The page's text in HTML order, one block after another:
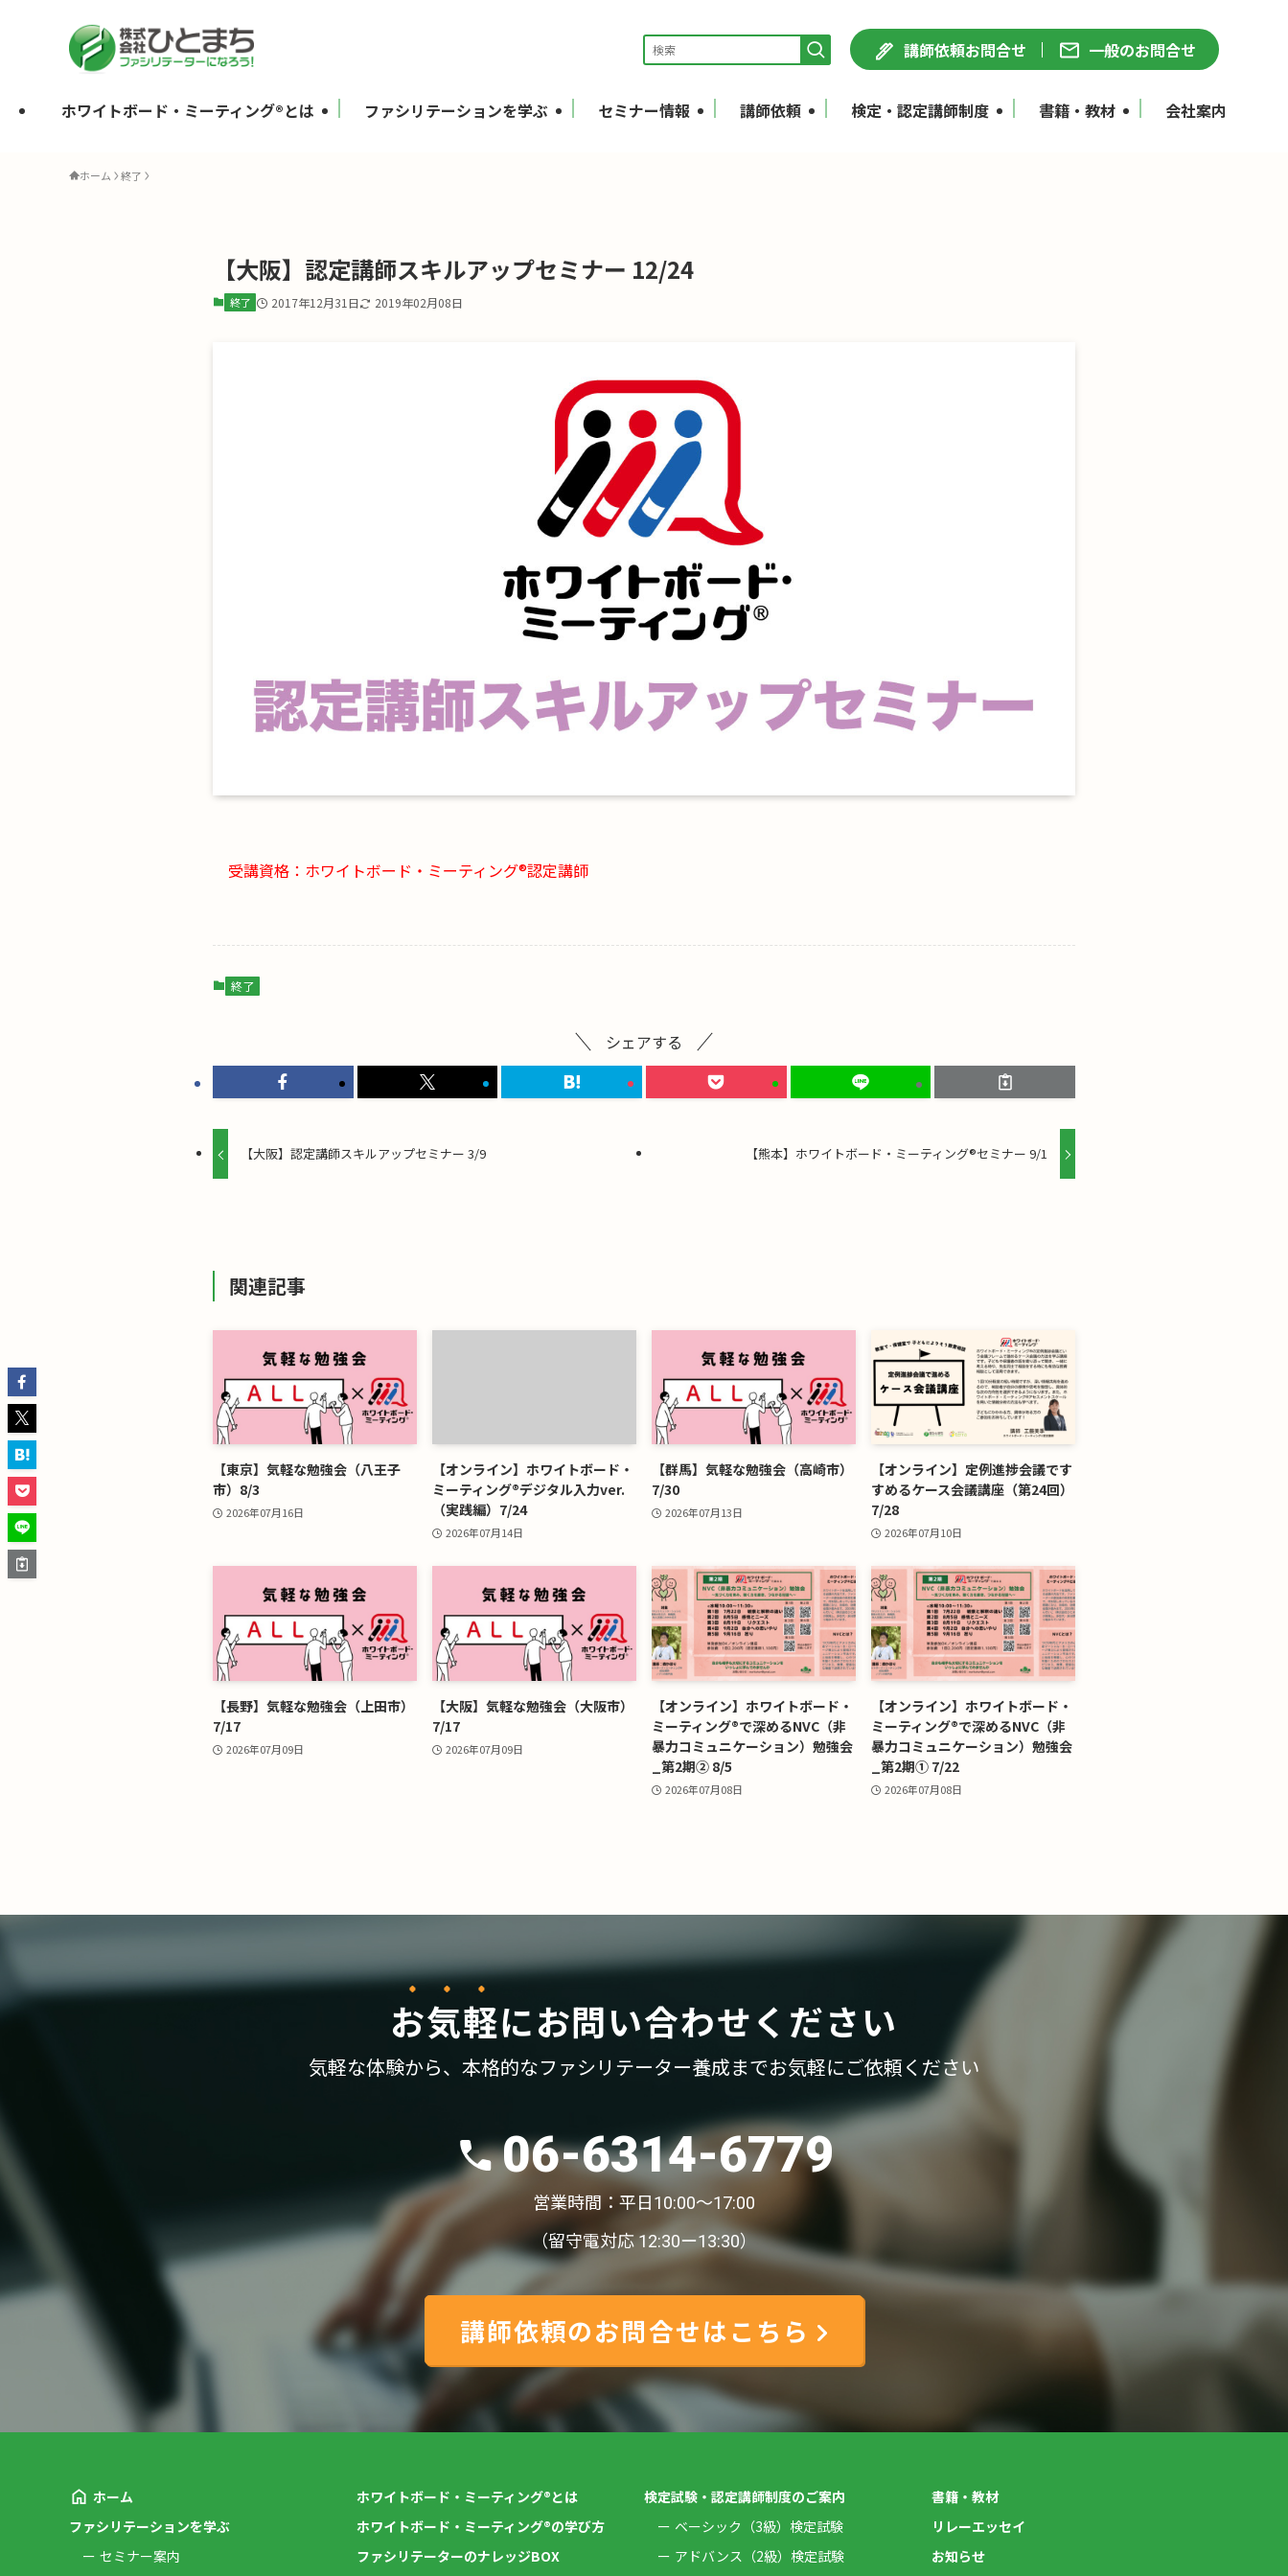
講師依頼お問合せ 一般のお問合せ
ホワイトボード・ミーティング®とは ファシリテーションを学ぶ セミナー情報 講師依頼 検定・認定講師制度 書籍・教材 会社案内
ホーム 終了
【大阪】認定講師スキルアップセミナー 12/24
終了 2017年12月31日 2019年02月08日
受講資格：ホワイトボード・ミーティング®認定講師
終了
シェアする
【大阪】認定講師スキルアップセミナー 3/9 【熊本】ホワイトボード・ミーティング®セミナー 9/1
関連記事
【東京】気軽な勉強会（八王子
市）8/3
2026年07月16日
【オンライン】ホワイトボード・
ミーティング®デジタル入力ver.
（実践編）7/24
2026年07月14日
【群馬】気軽な勉強会（高崎市）
7/30
2026年07月13日
【オンライン】定例進捗会議です
すめるケース会議講座（第24回）
7/28
2026年07月10日
【長野】気軽な勉強会（上田市）
7/17
2026年07月09日
【大阪】気軽な勉強会（大阪市）
7/17
2026年07月09日
【オンライン】ホワイトボード・
ミーティング®で深めるNVC（非
暴力コミュニケーション）勉強会
_第2期② 8/5
2026年07月08日
【オンライン】ホワイトボード・
ミーティング®で深めるNVC（非
暴力コミュニケーション）勉強会
_第2期① 7/22
2026年07月08日
お気軽にお問い合わせください
気軽な体験から、 本格的なファシリテーター養成までお気軽にご依頼ください
06-6314-6779
営業時間：平日10:00〜17:00
（留守電対応 12:30ー13:30）
講師依頼のお問合せはこちら
ホーム
ファシリテーションを学ぶ
セミナー案内
ホワイトボード・ミーティング®とは
ホワイトボード・ミーティング®の学び方
ファシリテーターのナレッジBOX
検定試験・認定講師制度のご案内
ベーシック（3級）検定試験
アドバンス（2級）検定試験
書籍・教材
リレーエッセイ
お知らせ